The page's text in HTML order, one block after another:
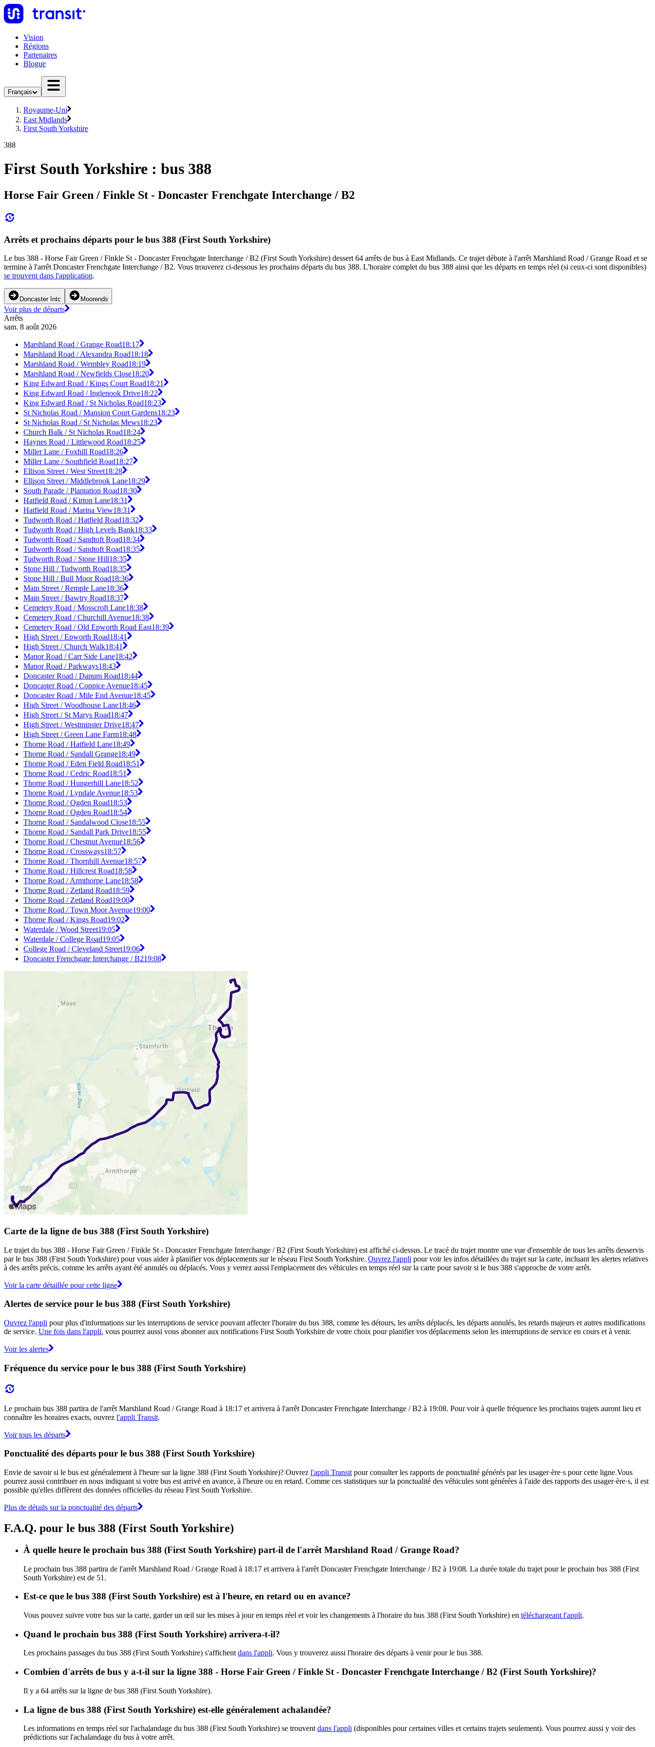
Vision
Régions
Partenaires
Blogue
Français
Royaume-Uni
East Midlands
First South Yorkshire
388
First South Yorkshire : bus 388
Horse Fair Green / Finkle St - Doncaster Frenchgate Interchange / B2
Arrêts et prochains départs pour le bus 388 (First South Yorkshire)
Le bus 388 - Horse Fair Green / Finkle St - Doncaster Frenchgate Interchange / B2 (First South Yorkshire) dessert 64 arrêts de bus à East Midlands. Ce trajet débute à l'arrêt Marshland Road / Grange Road et se
termine à l'arrêt Doncaster Frenchgate Interchange / B2. Vous trouverez ci-dessous les prochains départs du bus 388. L'horaire complet du bus 388 ainsi que les départs en temps réel (si ceux-ci sont disponibles)
se trouvent dans l'application.
Doncaster Intc Moorends
Voir plus de départs
Arrêts
sam. 8 août 2026
Marshland Road / Grange Road18:17
Marshland Road / Alexandra Road18:18
Marshland Road / Wembley Road18:19
Marshland Road / Newfields Close18:20
King Edward Road / Kings Court Road18:21
King Edward Road / Inglenook Drive18:22
King Edward Road / St Nicholas Road18:23
St Nicholas Road / Mansion Court Gardens18:23
St Nicholas Road / St Nicholas Mews18:23
Church Balk / St Nicholas Road18:24
Haynes Road / Littlewood Road18:25
Miller Lane / Foxhill Road18:26
Miller Lane / Southfield Road18:27
Ellison Street / West Street18:28
Ellison Street / Middlebrook Lane18:29
South Parade / Plantation Road18:30
Hatfield Road / Kirton Lane18:31
Hatfield Road / Marina View18:31
Tudworth Road / Hatfield Road18:32
Tudworth Road / High Levels Bank18:33
Tudworth Road / Sandtoft Road18:34
Tudworth Road / Sandtoft Road18:35
Tudworth Road / Stone Hill18:35
Stone Hill / Tudworth Road18:35
Stone Hill / Bull Moor Road18:36
Main Street / Remple Lane18:36
Main Street / Bawtry Road18:37
Cemetery Road / Mosscroft Lane18:38
Cemetery Road / Churchill Avenue18:38
Cemetery Road / Old Epworth Road East18:39
High Street / Epworth Road18:41
High Street / Church Walk18:41
Manor Road / Carr Side Lane18:42
Manor Road / Parkways18:43
Doncaster Road / Danum Road18:44
Doncaster Road / Coppice Avenue18:45
Doncaster Road / Mile End Avenue18:45
High Street / Woodhouse Lane18:46
High Street / St Marys Road18:47
High Street / Westminster Drive18:47
High Street / Green Lane Farm18:48
Thorne Road / Hatfield Lane18:49
Thorne Road / Sandall Grange18:49
Thorne Road / Eden Field Road18:51
Thorne Road / Cedric Road18:51
Thorne Road / Hungerhill Lane18:52
Thorne Road / Lyndale Avenue18:53
Thorne Road / Ogden Road18:53
Thorne Road / Ogden Road18:54
Thorne Road / Sandalwood Close18:55
Thorne Road / Sandall Park Drive18:55
Thorne Road / Chestnut Avenue18:56
Thorne Road / Crossways18:57
Thorne Road / Thornhill Avenue18:57
Thorne Road / Hillcrest Road18:58
Thorne Road / Armthorpe Lane18:58
Thorne Road / Zetland Road18:59
Thorne Road / Zetland Road19:00
Thorne Road / Town Moor Avenue19:00
Thorne Road / Kings Road19:02
Waterdale / Wood Street19:05
Waterdale / College Road19:05
College Road / Cleveland Street19:06
Doncaster Frenchgate Interchange / B219:08
Carte de la ligne de bus 388 (First South Yorkshire)
Le trajet du bus 388 - Horse Fair Green / Finkle St - Doncaster Frenchgate Interchange / B2 (First South Yorkshire) est affiché ci-dessus. Le tracé du trajet montre une vue d'ensemble de tous les arrêts desservis
par le bus 388 (First South Yorkshire) pour vous aider à planifier vos déplacements sur le réseau First South Yorkshire. Ouvrez l'appli pour voir les infos détaillées du trajet sur la carte, incluant les alertes relatives
à des arrêts précis, comme les arrêts ayant été annulés ou déplacés. Vous y verrez aussi l'emplacement des véhicules en temps réel sur la carte pour savoir si le bus 388 s'approche de votre arrêt.
Voir la carte détaillée pour cette ligne
Alertes de service pour le bus 388 (First South Yorkshire)
Ouvrez l'appli pour plus d'informations sur les interruptions de service pouvant affecter l'horaire du bus 388, comme les détours, les arrêts déplacés, les départs annulés, les retards majeurs et autres modifications
de service. Une fois dans l'appli, vous pourrez aussi vous abonner aux notifications First South Yorkshire de votre choix pour planifier vos déplacements selon les interruptions de service en cours et à venir.
Voir les alertes
Fréquence du service pour le bus 388 (First South Yorkshire)
Le prochain bus 388 partira de l'arrêt Marshland Road / Grange Road à 18:17 et arrivera à l'arrêt Doncaster Frenchgate Interchange / B2 à 19:08. Pour voir à quelle fréquence les prochains trajets auront lieu et
connaître les horaires exacts, ouvrez l'appli Transit.
Voir tous les départs
Ponctualité des départs pour le bus 388 (First South Yorkshire)
Envie de savoir si le bus est généralement à l'heure sur la ligne 388 (First South Yorkshire)? Ouvrez l'appli Transit pour consulter les rapports de ponctualité générés par les usager·ère·s pour cette ligne.Vous
pourrez aussi contribuer en nous indiquant si votre bus est arrivé en avance, à l'heure ou en retard. Comme ces statistiques sur la ponctualité des véhicules sont générées à l'aide des rapports des usager·ère·s, il est
possible qu'elles diffèrent des données officielles du réseau First South Yorkshire.
Plus de détails sur la ponctualité des départs
F.A.Q. pour le bus 388 (First South Yorkshire)
À quelle heure le prochain bus 388 (First South Yorkshire) part-il de l'arrêt Marshland Road / Grange Road?
Le prochain bus 388 partira de l'arrêt Marshland Road / Grange Road à 18:17 et arrivera à l'arrêt Doncaster Frenchgate Interchange / B2 à 19:08. La durée totale du trajet pour le prochain bus 388 (First
South Yorkshire) est de 51.
Est-ce que le bus 388 (First South Yorkshire) est à l'heure, en retard ou en avance?
Vous pouvez suivre votre bus sur la carte, garder un œil sur les mises à jour en temps réel et voir les changements à l'horaire du bus 388 (First South Yorkshire) en téléchargeant l'appli.
Quand le prochain bus 388 (First South Yorkshire) arrivera-t-il?
Les prochains passages du bus 388 (First South Yorkshire) s'affichent dans l'appli. Vous y trouverez aussi l'horaire des départs à venir pour le bus 388.
Combien d'arrêts de bus y a-t-il sur la ligne 388 - Horse Fair Green / Finkle St - Doncaster Frenchgate Interchange / B2 (First South Yorkshire)?
Il y a 64 arrêts sur la ligne de bus 388 (First South Yorkshire).
La ligne de bus 388 (First South Yorkshire) est-elle généralement achalandée?
Les informations en temps réel sur l'achalandage du bus 388 (First South Yorkshire) se trouvent dans l'appli (disponibles pour certaines villes et certains trajets seulement). Vous pourrez aussi y voir des
prédictions sur l'achalandage du bus à votre arrêt.